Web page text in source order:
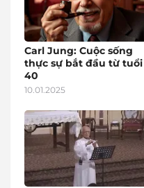
Carl Jung: Cuộc sống
thực sự bắt đầu từ tuổi
40
10.01.2025